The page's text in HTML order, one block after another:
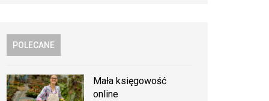
POLECANE
Mała księgowość
online